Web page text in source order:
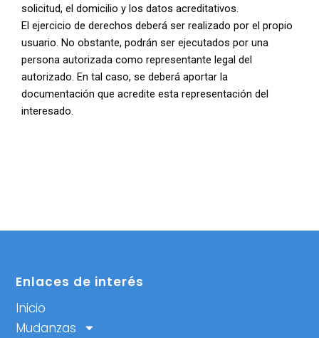
solicitud, el domicilio y los datos acreditativos.
El ejercicio de derechos deberá ser realizado por el propio
usuario. No obstante, podrán ser ejecutados por una
persona autorizada como representante legal del
autorizado. En tal caso, se deberá aportar la
documentación que acredite esta representación del
interesado.
Enlaces de interés
Inicio
Mudanzas